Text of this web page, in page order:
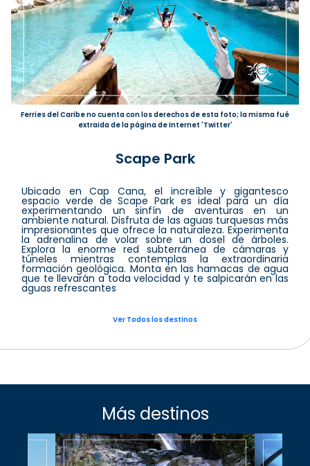
Ferries del Caribe no cuenta con los derechos de esta foto; la misma fué
extraida de la página de Internet 'Twitter'
Scape Park
Ubicado en Cap Cana, el increíble y gigantesco
espacio verde de Scape Park es ideal para un día
experimentando un sinfín de aventuras en un
ambiente natural. Disfruta de las aguas turquesas más
impresionantes que ofrece la naturaleza. Experimenta
la adrenalina de volar sobre un dosel de árboles.
Explora la enorme red subterránea de cámaras y
túneles mientras contemplas la extraordinaria
formación geológica. Monta en las hamacas de agua
que te llevarán a toda velocidad y te salpicarán en las
aguas refrescantes
Ver Todos los destinos
Más destinos